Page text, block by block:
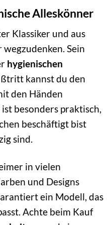
Alleskönner
Klassiker und aus
Sein
hygienischen
kannst du den
den Händen
besonders praktisch,
beschäftigt bist
sind.
in vielen
und Designs
ein Modell, das
Achte beim Kauf